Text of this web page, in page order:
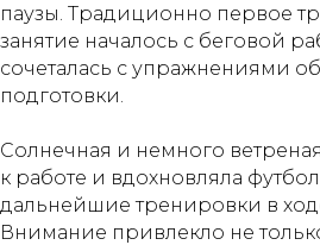
паузы. Традиционно первое
занятие началось с беговой
сочеталась с упражнениями
подготовки.
Солнечная и немного
к работе и вдохновляла
дальнейшие тренировки в
Внимание привлекло не